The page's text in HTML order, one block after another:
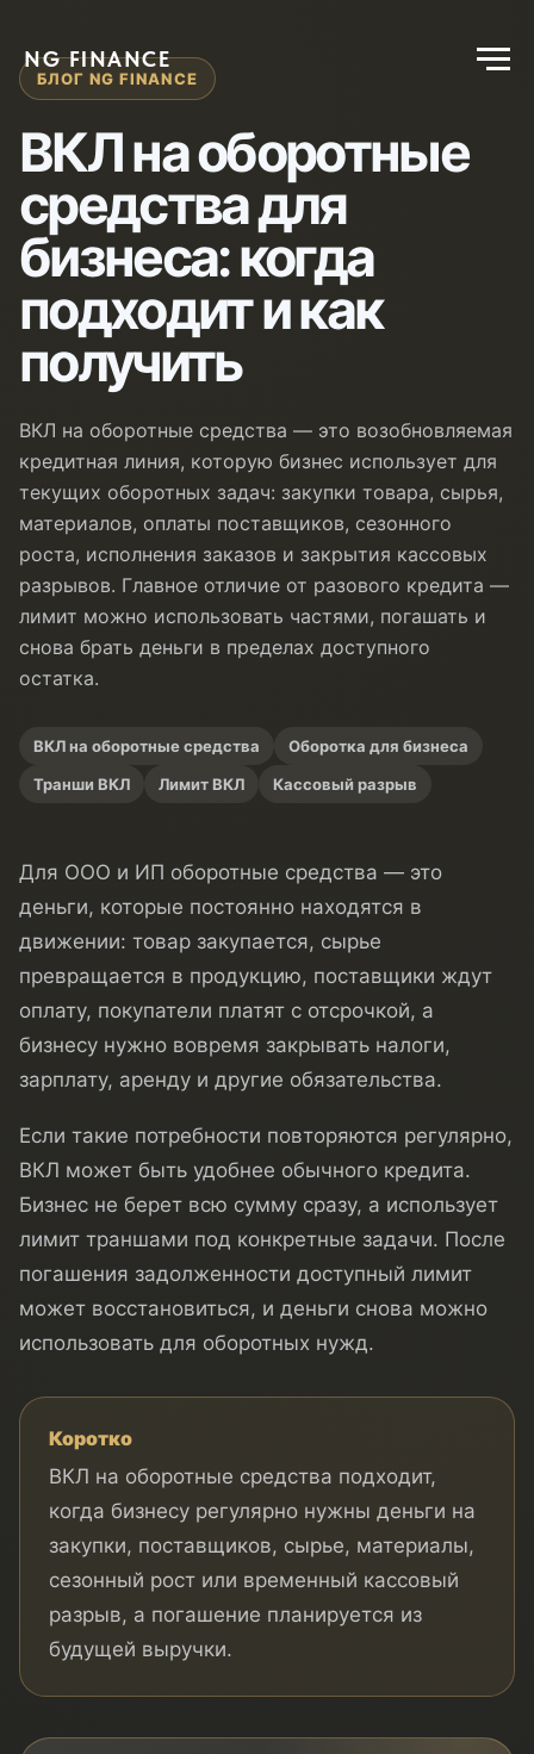
NG FINANCE
БЛОГ NG FINANCE
ВКЛ на оборотные
средства для
бизнеса: когда
подходит и как
получить
ВКЛ на оборотные средства — это возобновляемая
кредитная линия, которую бизнес использует для
текущих оборотных задач: закупки товара, сырья,
материалов, оплаты поставщиков, сезонного
роста, исполнения заказов и закрытия кассовых
разрывов. Главное отличие от разового кредита —
лимит можно использовать частями, погашать и
снова брать деньги в пределах доступного
остатка.
ВКЛ на оборотные средства
Оборотка для бизнеса
Транши ВКЛ
Лимит ВКЛ Кассовый разрыв
Для ООО и ИП оборотные средства — это
деньги, которые постоянно находятся в
движении: товар закупается, сырье
превращается в продукцию, поставщики ждут
оплату, покупатели платят с отсрочкой, а
бизнесу нужно вовремя закрывать налоги,
зарплату, аренду и другие обязательства.
Если такие потребности повторяются регулярно,
ВКЛ может быть удобнее обычного кредита.
Бизнес не берет всю сумму сразу, а использует
лимит траншами под конкретные задачи. После
погашения задолженности доступный лимит
может восстановиться, и деньги снова можно
использовать для оборотных нужд.
Коротко
ВКЛ на оборотные средства подходит,
когда бизнесу регулярно нужны деньги на
закупки, поставщиков, сырье, материалы,
сезонный рост или временный кассовый
разрыв, а погашение планируется из
будущей выручки.